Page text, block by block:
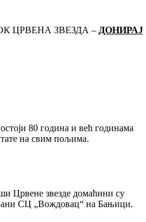
ЦРВЕНА ЗВЕЗДА – ДОНИРАЈ
80 годинa и већ годинама
на свим пољима.
Црвене звезде домаћини су
СЦ „Вождовац“ на Бањици.